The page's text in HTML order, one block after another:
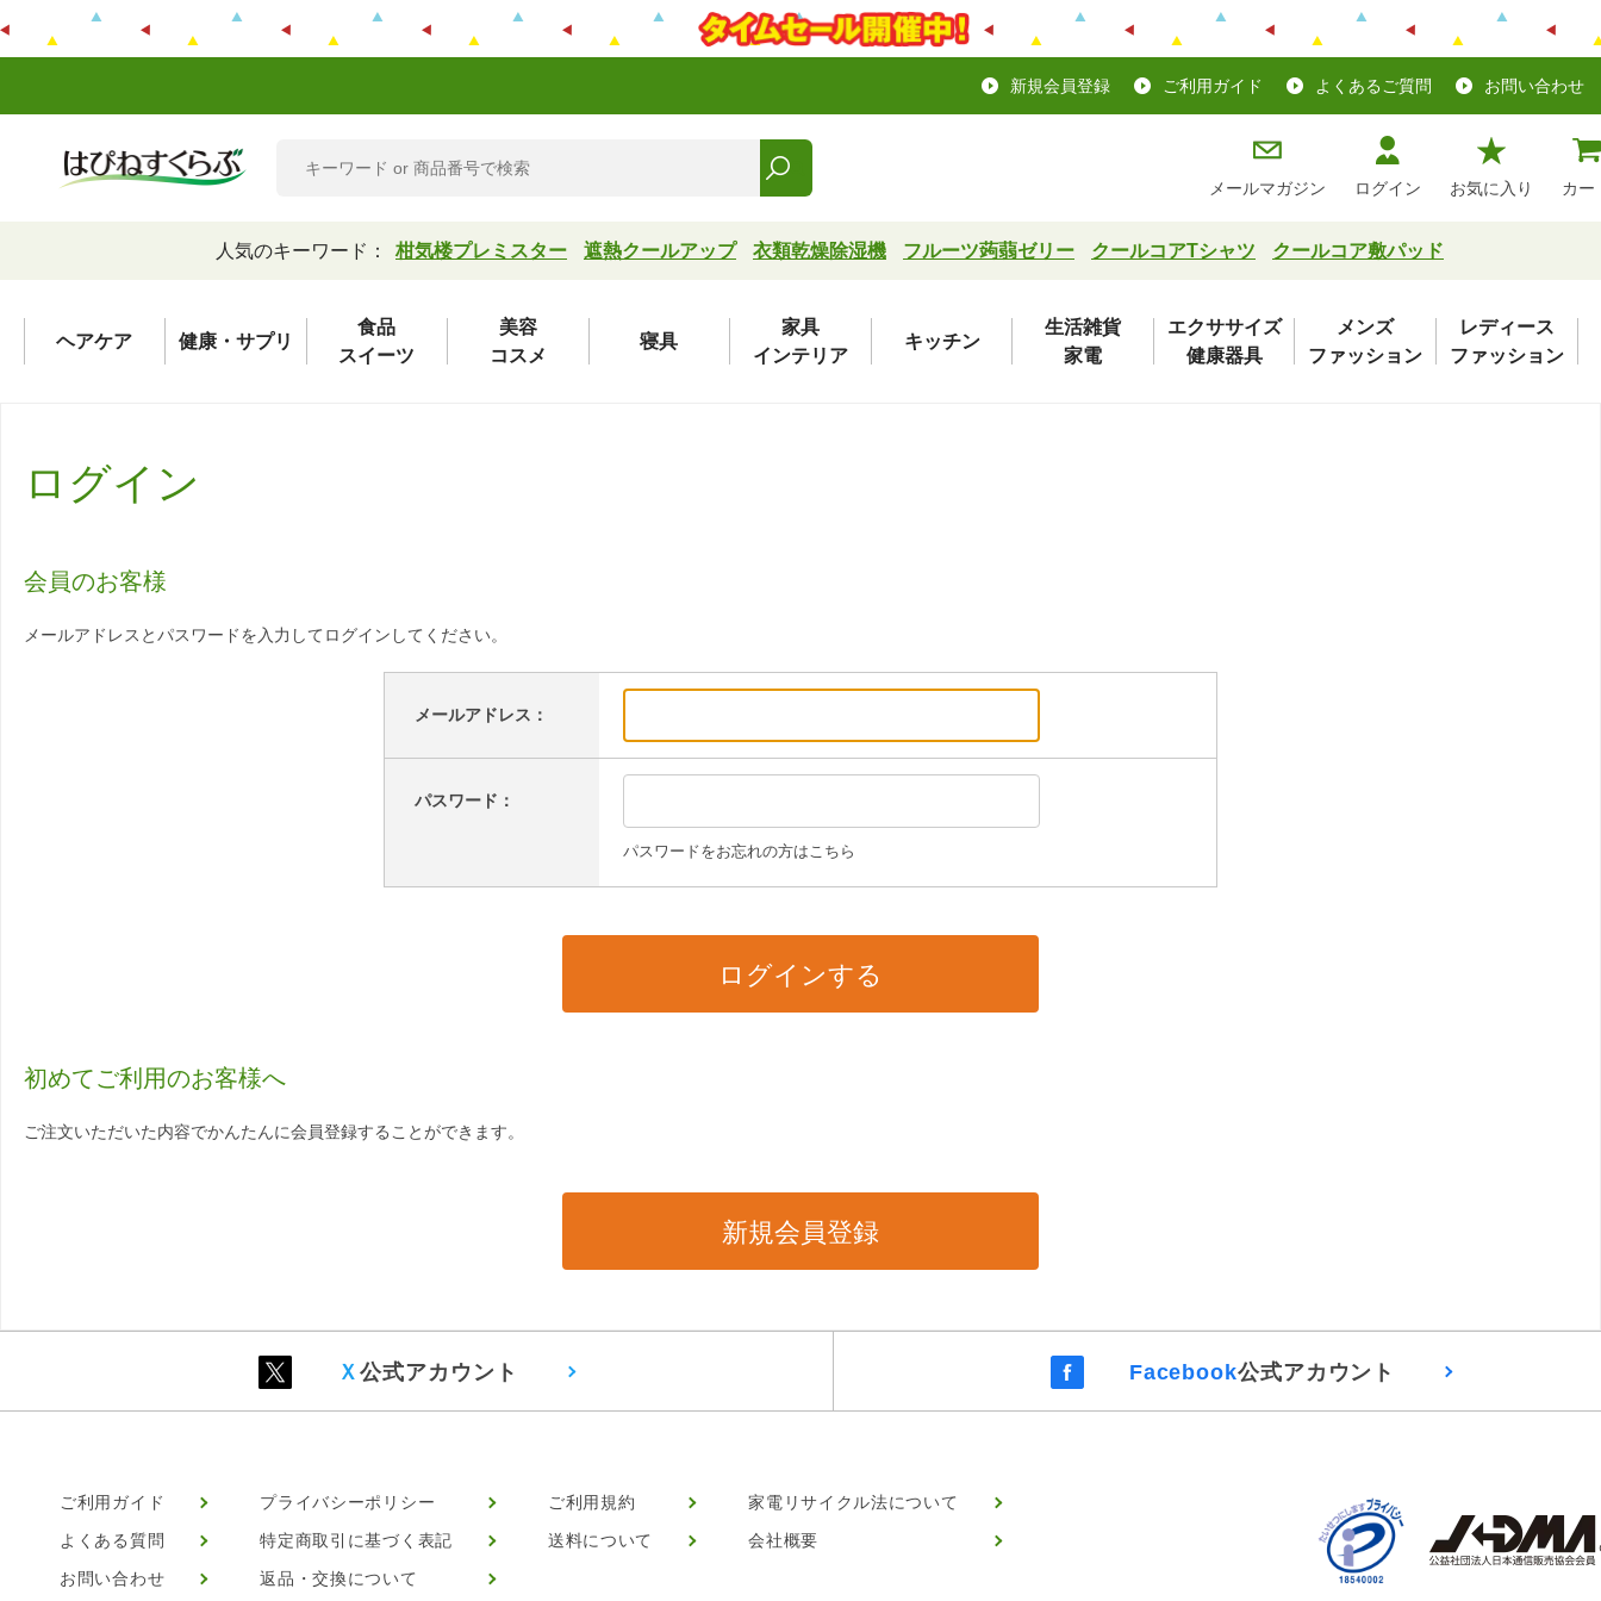
新規会員登録 ご利用ガイド よくあるご質問 お問い合わせ
メールマガジン ログイン お気に入り カー
人気のキーワード： 柑気楼プレミスター 遮熱クールアップ 衣類乾燥除湿機 フルーツ蒟蒻ゼリー クールコアTシャツ クールコア敷パッド
ヘアケア 健康・サプリ
食品
スイーツ
美容
コスメ
寝具
家具
インテリア
キッチン
生活雑貨
家電
エクササイズ
健康器具
メンズ
ファッション
レディース
ファッション
ログイン
会員のお客様
メールアドレスとパスワードを入力してログインしてください。
メールアドレス：
パスワード：
パスワードをお忘れの方はこちら
初めてご利用のお客様へ
ご注文いただいた内容でかんたんに会員登録することができます。
Ｘ公式アカウント Facebook公式アカウント
ご利用ガイド
よくある質問
お問い合わせ
プライバシーポリシー
特定商取引に基づく表記
返品・交換について
ご利用規約
送料について
家電リサイクル法について
会社概要